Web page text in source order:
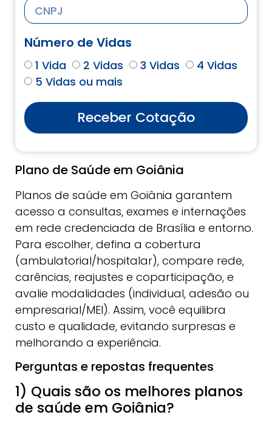
Número de Vidas
1 Vida 2 Vidas 3 Vidas
4 Vidas
5 Vidas ou mais
Receber Cotação
Plano de Saúde em Goiânia
Planos de saúde em Goiânia garantem
acesso a consultas, exames e internações
em rede credenciada de Brasília e entorno.
Para escolher, defina a cobertura
(ambulatorial/hospitalar), compare rede,
carências, reajustes e coparticipação, e
avalie modalidades (individual, adesão ou
empresarial/MEI). Assim, você equilibra
custo e qualidade, evitando surpresas e
melhorando a experiência.
Perguntas e repostas frequentes
1) Quais são os melhores planos
de saúde em Goiânia?